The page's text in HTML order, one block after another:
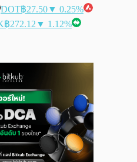
DOT฿27.50▼ 0.25%
฿272.12 ▼ 1.12%